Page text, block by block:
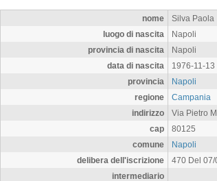
nome
Silva Paola
luogo di nascita
Napoli
provincia di nascita
Napoli
data di nascita
1976-11-13
provincia
Napoli
regione
Campania
indirizzo
Via Pietro
cap
80125
comune
Napoli
delibera dell'iscrizione
470 Del 07/
intermediario